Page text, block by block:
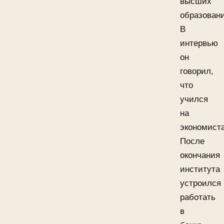
В
интервью
он
говорил,
что
учился
на
После
окончания
института
устроился
работать
в